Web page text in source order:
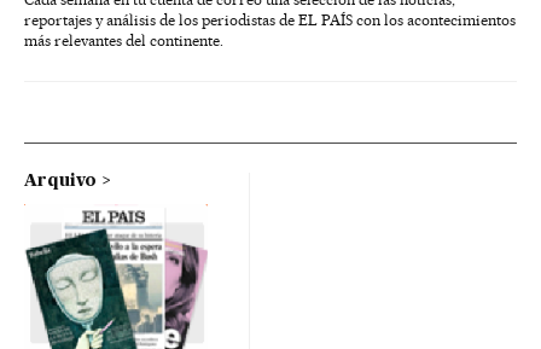
reportajes y análisis de los periodistas de EL PAÍS con los acontecimientos
más relevantes del continente.
Arquivo